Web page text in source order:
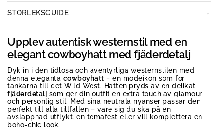
STORLEKSGUIDE
Upplev autentisk westernstil med en
elegant cowboyhatt med fjäderdetalj
Dyk in i den tidlösa och äventyrliga westernstilen med
denna eleganta cowboyhatt – en modeikon som för
tankarna till det Wild West. Hatten pryds av en delikat
fjäderdetalj som ger din outfit en extra touch av glamour
och personlig stil. Med sina neutrala nyanser passar den
perfekt till alla tillfällen – vare sig du ska på en
avslappnad utflykt, en temafest eller vill komplettera en
boho-chic look.